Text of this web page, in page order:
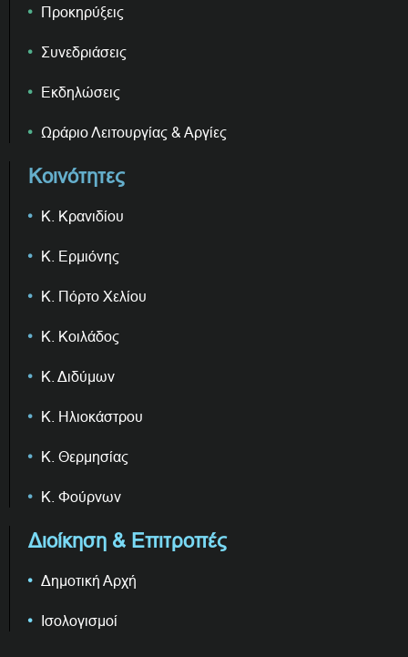
Προκηρύξεις
Συνεδριάσεις
Εκδηλώσεις
Ωράριο Λειτουργίας & Αργίες
Κοινότητες
Κ. Κρανιδίου
Κ. Ερμιόνης
Κ. Πόρτο Χελίου
Κ. Κοιλάδος
Κ. Διδύμων
Κ. Ηλιοκάστρου
Κ. Θερμησίας
Κ. Φούρνων
Διοίκηση & Επιτροπές
Δημοτική Αρχή
Ισολογισμοί